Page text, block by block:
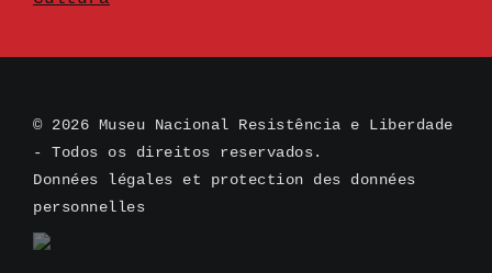
© 2026 Museu Nacional Resistência e Liberdade
- Todos os direitos reservados.
Données légales et protection des données
personnelles